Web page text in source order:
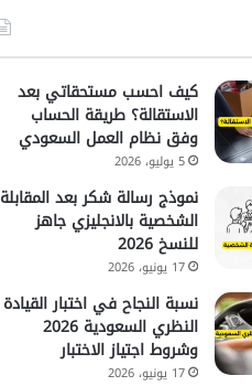
كيف احسب مستحقاتي بعد
الاستقالة؟ طريقة الحساب
وفق نظام العمل السعودي
5 يوليو، 2026
نموذج رسالة شكر بعد المقابلة
الشخصية بالانجليزي جاهز
للنسخ 2026
17 يونيو، 2026
نسبة النجاح في اختبار القيادة
النظري السعودية 2026
وشروط اجتياز الاختبار
17 يونيو، 2026